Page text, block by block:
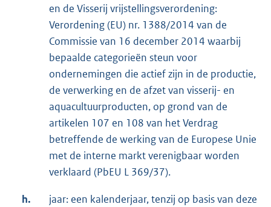
en de Visserij vrijstellingsverordening:
Verordening (EU) nr. 1388/2014 van de
Commissie van 16 december 2014 waarbij
bepaalde categorieën steun voor
ondernemingen die actief zijn in de productie,
de verwerking en de afzet van visserij- en
aquacultuurproducten, op grond van de
artikelen 107 en 108 van het Verdrag
betreffende de werking van de Europese Unie
met de interne markt verenigbaar worden
verklaard (PbEU L 369/37).
h.
jaar: een kalenderjaar, tenzij op basis van deze